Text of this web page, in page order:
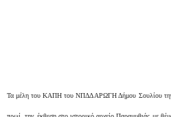
Τα μέλη του ΚΑΠΗ του ΝΠΔΔ ΑΡΩΓΗ Δήμου Σουλίου την